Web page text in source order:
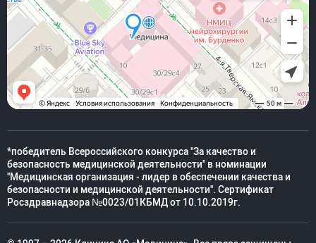
*победитель Всероссийского конкурса "За качество и
безопасность медицинской деятельности" в номинации
"Медицинская организация - лидер в обеспечении качества и
безопасности и медицинской деятельности". Сертификат
Росздравнадзора №0023/01КБМД от 10.10.2019г.